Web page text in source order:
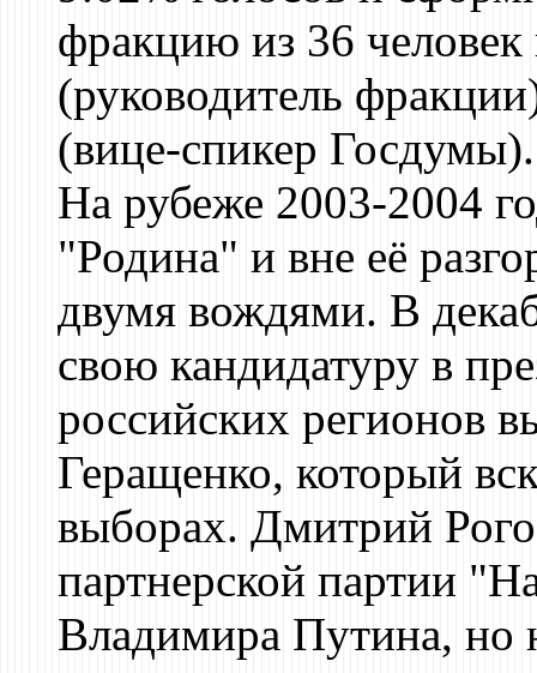
фракцию из 36 человек
(руководитель
(вице-спикер Госдумы).
На рубеже 2003-2004
"Родина" и вне её
двумя вождями. В
свою кандидатуру в
российских регионов
Геращенко, который
выборах. Дмитрий
партнерской партии
Владимира Путина, но